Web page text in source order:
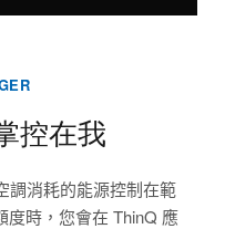
控在我
調消耗的能源控制在範
度時，您會在 ThinQ 應